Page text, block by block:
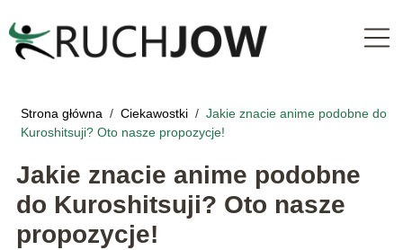
Strona główna / Ciekawostki / Jakie znacie anime podobne do
Kuroshitsuji? Oto nasze propozycje!
Jakie znacie anime podobne
do Kuroshitsuji? Oto nasze
propozycje!